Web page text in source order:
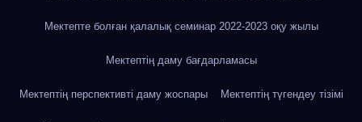
Мектепте болған қалалық семинар 2022-2023 оқу жылы
Мектептің даму бағдарламасы
Мектептің перспективті даму жоспары Мектептің түгендеу тізімі